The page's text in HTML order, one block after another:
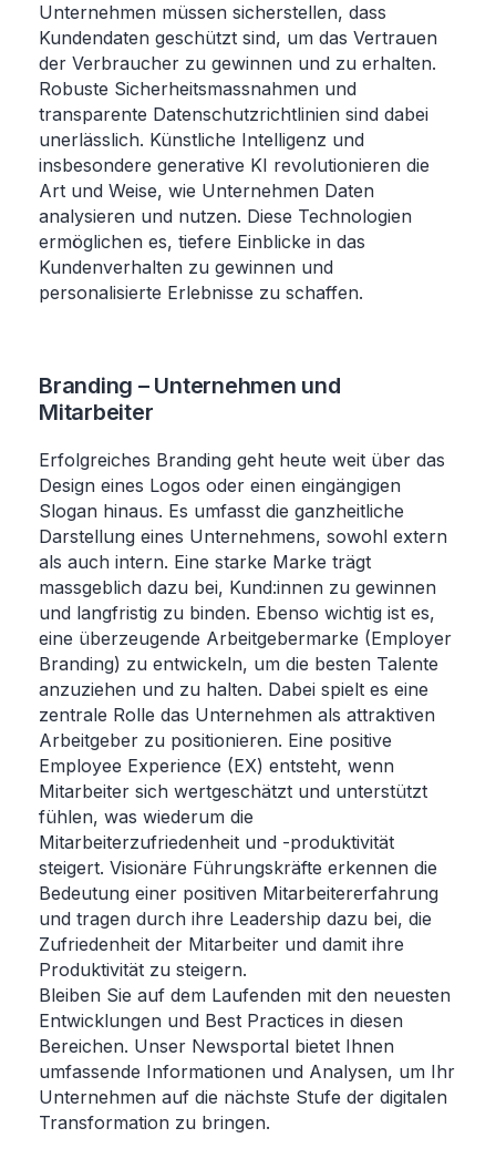
Unternehmen müssen sicherstellen, dass
Kundendaten geschützt sind, um das Vertrauen
der Verbraucher zu gewinnen und zu erhalten.
Robuste Sicherheitsmassnahmen und
transparente Datenschutzrichtlinien sind dabei
unerlässlich. Künstliche Intelligenz und
insbesondere generative KI revolutionieren die
Art und Weise, wie Unternehmen Daten
analysieren und nutzen. Diese Technologien
ermöglichen es, tiefere Einblicke in das
Kundenverhalten zu gewinnen und
personalisierte Erlebnisse zu schaffen.
Branding – Unternehmen und
Mitarbeiter
Erfolgreiches Branding geht heute weit über das
Design eines Logos oder einen eingängigen
Slogan hinaus. Es umfasst die ganzheitliche
Darstellung eines Unternehmens, sowohl extern
als auch intern. Eine starke Marke trägt
massgeblich dazu bei, Kund:innen zu gewinnen
und langfristig zu binden. Ebenso wichtig ist es,
eine überzeugende Arbeitgebermarke (Employer
Branding) zu entwickeln, um die besten Talente
anzuziehen und zu halten. Dabei spielt es eine
zentrale Rolle das Unternehmen als attraktiven
Arbeitgeber zu positionieren. Eine positive
Employee Experience (EX) entsteht, wenn
Mitarbeiter sich wertgeschätzt und unterstützt
fühlen, was wiederum die
Mitarbeiterzufriedenheit und -produktivität
steigert. Visionäre Führungskräfte erkennen die
Bedeutung einer positiven Mitarbeitererfahrung
und tragen durch ihre Leadership dazu bei, die
Zufriedenheit der Mitarbeiter und damit ihre
Produktivität zu steigern.
Bleiben Sie auf dem Laufenden mit den neuesten
Entwicklungen und Best Practices in diesen
Bereichen. Unser Newsportal bietet Ihnen
umfassende Informationen und Analysen, um Ihr
Unternehmen auf die nächste Stufe der digitalen
Transformation zu bringen.